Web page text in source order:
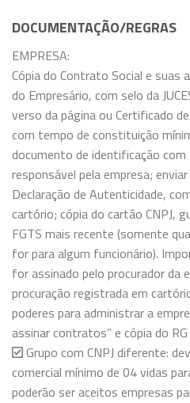
DOCUMENTAÇÃO/REGRAS
EMPRESA:
Cópia do Contrato Social e suas
do Empresário, com selo da
verso da página ou Certificado
com tempo de constituição
documento de identificação
responsável pela empresa;
Declaração de Autenticidade,
cartório; cópia do cartão CNPJ,
FGTS mais recente (somente
for para algum funcionário).
for assinado pelo procurador da
procuração registrada em
poderes para administrar a
assinar contratos” e cópia do
Grupo com CNPJ diferente:
comercial mínimo de 04 vidas
poderão ser aceitos empresas